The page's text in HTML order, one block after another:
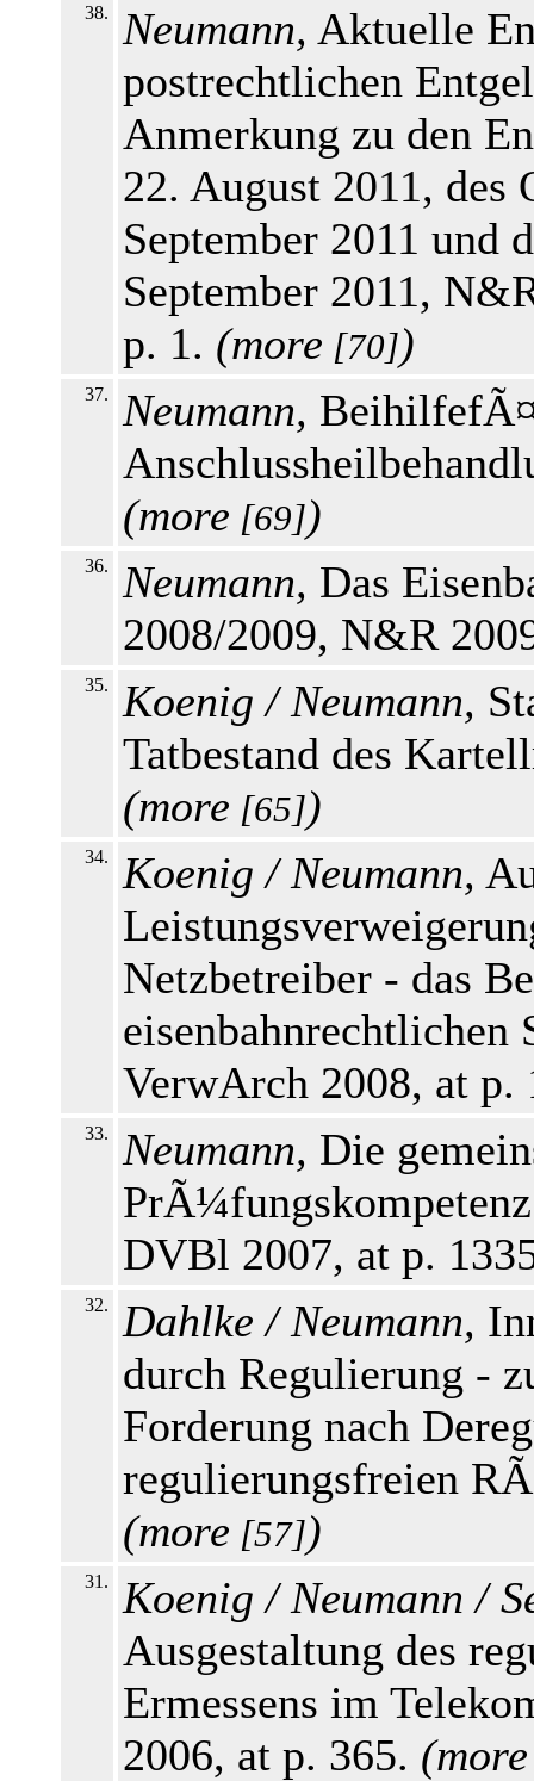
38. Neumann, Aktuelle
postrechtlichen
Anmerkung zu den
22. August 2011,
September 2011 und
September 2011,
p. 1. (more [70])
37. Neumann,
(more [69])
36. Neumann, Das
2008/2009, N&R
35. Koenig / Neumann,
Tatbestand des
(more [65])
34. Koenig / Neumann,
Netzbetreiber - das
eisenbahnrechtlichen
VerwArch 2008, at
33. Neumann, Die
DVBl 2007, at p.
32. Dahlke / Neumann,
durch Regulierung -
Forderung nach
regulierungsfreien
(more [57])
31.
Koenig / Neumann /
Ausgestaltung des
Ermessens im
2006, at p. 365. (more